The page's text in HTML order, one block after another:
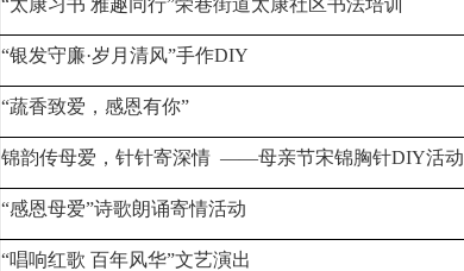
“太康习书 雅趣同行”荣巷街道太康社区书法培训
“银发守廉·岁月清风”手作DIY
“蔬香致爱，感恩有你”
锦韵传母爱，针针寄深情 ——母亲节宋锦胸针DIY活动
“感恩母爱”诗歌朗诵寄情活动
“唱响红歌 百年风华”文艺演出